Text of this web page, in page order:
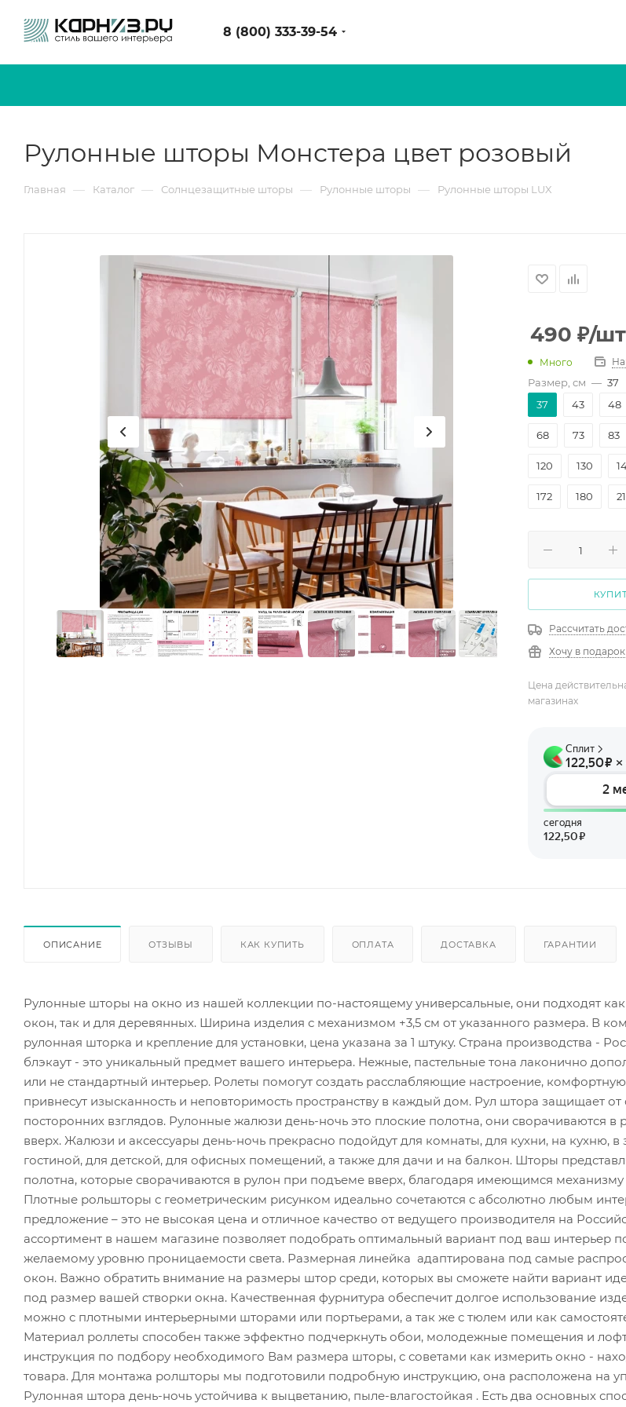
8 (800) 333-39-54
Рулонные шторы Монстера цвет розовый
Главная — Каталог — Солнцезащитные шторы — Рулонные шторы — Рулонные шторы LUX
490 ₽/шт
Много
Размер, см — 37
37
43 48
68 73 83
120 130
172 180
Рассчитать
Хочу в подарок
Цена
магазинах
ОПИСАНИЕ ОТЗЫВЫ КАК КУПИТЬ ОПЛАТА ДОСТАВКА ГАРАНТИИ
Рулонные шторы на окно из нашей коллекции по-настоящему универсальные, они подходят
окон, так и для деревянных. Ширина изделия с механизмом +3,5 см от указанного размера. В
рулонная шторка и крепление для установки, цена указана за 1 штуку. Страна производства -
блэкаут - это уникальный предмет вашего интерьера. Нежные, пастельные тона лаконично
или не стандартный интерьер. Ролеты помогут создать расслабляющие настроение, комфортную
привнесут изысканность и неповторимость пространству в каждый дом. Рул штора защищает от
посторонних взглядов. Рулонные жалюзи день-ночь это плоские полотна, они сворачиваются в
вверх. Жалюзи и аксессуары день-ночь прекрасно подойдут для комнаты, для кухни, на кухню, в
гостиной, для детской, для офисных помещений, а также для дачи и на балкон. Шторы
полотна, которые сворачиваются в рулон при подъеме вверх, благодаря имеющимся механизму
Плотные рольшторы с геометрическим рисунком идеально сочетаются с абсолютно любым
предложение – это не высокая цена и отличное качество от ведущего производителя на
ассортимент в нашем магазине позволяет подобрать оптимальный вариант под ваш интерьер
желаемому уровню проницаемости света. Размерная линейка адаптирована под самые
окон. Важно обратить внимание на размеры штор среди, которых вы сможете найти вариант
под размер вашей створки окна. Качественная фурнитура обеспечит долгое использование
можно с плотными интерьерными шторами или портьерами, а так же с тюлем или как
Материал роллеты способен также эффектно подчеркнуть обои, молодежные помещения и
инструкция по подбору необходимого Вам размера шторы, с советами как измерить окно -
товара. Для монтажа ролшторы мы подготовили подробную инструкцию, она расположена на
Рулонная штора день-ночь устойчива к выцветанию, пыле-влагостойкая . Есть два основных